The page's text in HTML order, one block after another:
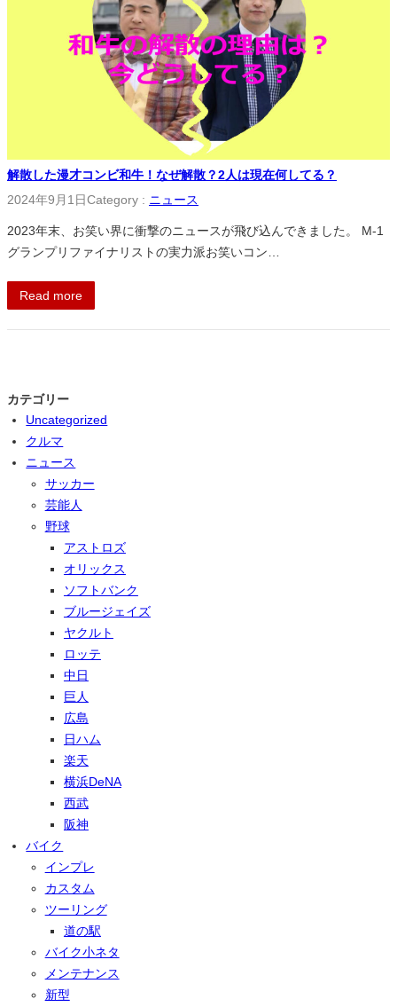
解散した漫才コンビ和牛！なぜ解散？2人は現在何してる？
2024年9月1日Category : ニュース
2023年末、お笑い界に衝撃のニュースが飛び込んできました。 M-1
グランプリファイナリストの実力派お笑いコン…
Read more
カテゴリー
Uncategorized
クルマ
ニュース
サッカー
芸能人
野球
アストロズ
オリックス
ソフトバンク
ブルージェイズ
ヤクルト
ロッテ
中日
巨人
広島
日ハム
楽天
横浜DeNA
西武
阪神
バイク
インプレ
カスタム
ツーリング
道の駅
バイク小ネタ
メンテナンス
新型